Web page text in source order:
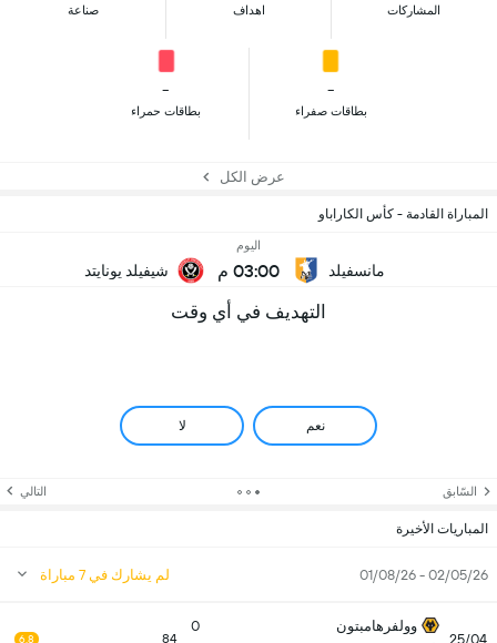
المشاركات اهداف صناعة
-
بطاقات صفراء
-
بطاقات حمراء
عرض الكل
المباراة القادمة - كأس الكاراباو
مانسفيلد
اليوم
03:00 م شيفيلد يونايتد
التهديف في أي وقت
نعم لا
السّابق التالي
المباريات الأخيرة
02/05/26 - 01/08/26 لم يشارك في 7 مباراة
25/04
وولفرهامبتون
0
84
6.8